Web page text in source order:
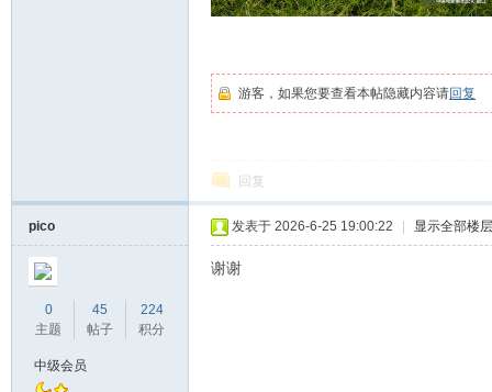
游客，如果您要查看本帖隐藏内容请回复
回复
pico
0
主题
45
帖子
224
积分
中级会员
发表于 2026-6-25 19:00:22 显示全部楼层
谢谢